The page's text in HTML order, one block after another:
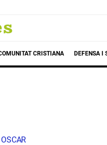
CRISTIANA DEFENSA I